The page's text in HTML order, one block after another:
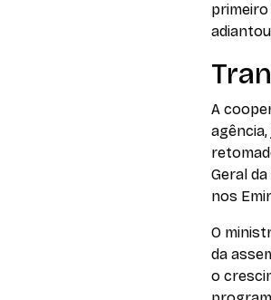
primeiro
A
Geral
nos
O
da
o